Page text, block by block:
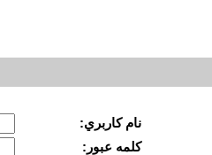
نام كاربري:
كلمه عبور: